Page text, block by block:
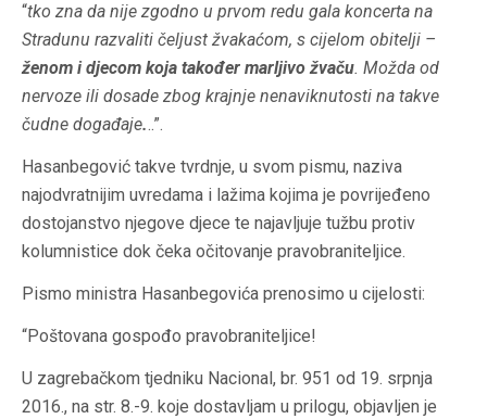
“tko zna da nije zgodno u prvom redu gala koncerta na
Stradunu razvaliti čeljust žvakaćom, s cijelom obitelji –
ženom i djecom koja također marljivo žvaču. Možda od
nervoze ili dosade zbog krajnje nenaviknutosti na takve
čudne događaje...”.
Hasanbegović takve tvrdnje, u svom pismu, naziva
najodvratnijim uvredama i lažima kojima je povrijeđeno
dostojanstvo njegove djece te najavljuje tužbu protiv
kolumnistice dok čeka očitovanje pravobraniteljice.
Pismo ministra Hasanbegovića prenosimo u cijelosti:
“Poštovana gospođo pravobraniteljice!
U zagrebačkom tjedniku Nacional, br. 951 od 19. srpnja
2016., na str. 8.-9. koje dostavljam u prilogu, objavljen je